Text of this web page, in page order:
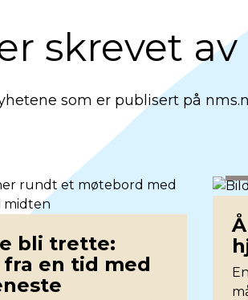
skrevet av
som er publisert på
bli trette:
en tid med